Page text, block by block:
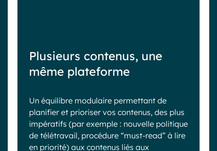
Plusieurs contenus, une
même plateforme
Un équilibre modulaire permettant de
planifier et prioriser vos contenus, des plus
impératifs (par exemple : nouvelle politique
de télétravail, procédure “must-read” à lire
en priorité) aux contenus liés aux